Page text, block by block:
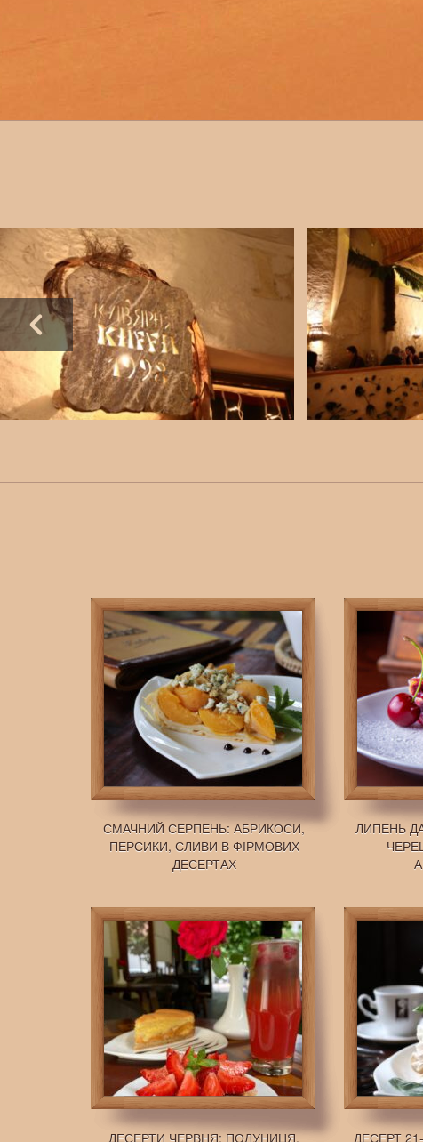
СМАЧНИЙ СЕРПЕНЬ: АБРИКОСИ,
ПЕРСИКИ, СЛИВИ В ФІРМОВИХ
ДЕСЕРТАХ
ЛИПЕНЬ
ДЕСЕРТИ ЧЕРВНЯ: ПОЛУНИЦЯ, ДЕСЕРТ